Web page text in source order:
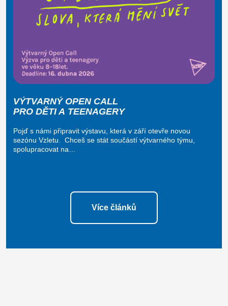
VÝTVARNÝ OPEN CALL
PRO DĚTI A TEENAGERY
Pojď s námi připravit výstavu, která v září otevře novou
sezónu Vzletu. Chceš se stát součástí výtvarného týmu,
spolupracovat na…
Více článků